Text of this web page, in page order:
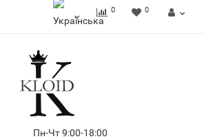
0 0
Пн-Чт 9:00-18:00